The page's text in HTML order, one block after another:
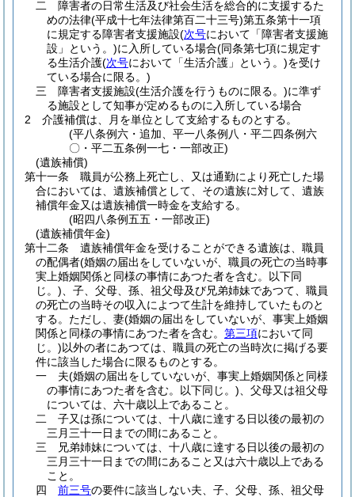
二
障害者の日常生活及び社会生活を総合的に支援するた
めの法律(平成十七年法律第百二十三号)第五条第十一項
に規定する障害者支援施設(次号において「障害者支援施
設」という。)に入所している場合(同条第七項に規定す
る生活介護(次号において「生活介護」という。)を受け
ている場合に限る。)
三
障害者支援施設(生活介護を行うものに限る。)に準ず
る施設として知事が定めるものに入所している場合
2
介護補償は、月を単位として支給するものとする。
(平八条例六・追加、平一八条例八・平二四条例六
〇・平二五条例一七・一部改正)
(遺族補償)
第十一条
職員が公務上死亡し、又は通勤により死亡した場
合においては、遺族補償として、その遺族に対して、遺族
補償年金又は遺族補償一時金を支給する。
(昭四八条例五五・一部改正)
(遺族補償年金)
第十二条
遺族補償年金を受けることができる遺族は、職員
の配偶者(婚姻の届出をしていないが、職員の死亡の当時事
実上婚姻関係と同様の事情にあつた者を含む。以下同
じ。) 、子、父母、孫、祖父母及び兄弟姉妹であつて、職員
の死亡の当時その収入によつて生計を維持していたものと
する。 ただし、妻(婚姻の届出をしていないが、事実上婚姻
関係と同様の事情にあつた者を含む。 第三項において同
じ。)以外の者にあつては、職員の死亡の当時次に掲げる要
件に該当した場合に限るものとする。
一
夫(婚姻の届出をしていないが、事実上婚姻関係と同様
の事情にあつた者を含む。以下同じ。) 、父母又は祖父母
については、六十歳以上であること。
二
子又は孫については、十八歳に達する日以後の最初の
三月三十一日までの間にあること。
三
兄弟姉妹については、十八歳に達する日以後の最初の
三月三十一日までの間にあること又は六十歳以上である
こと。
四
前三号の要件に該当しない夫、子、父母、孫、祖父母